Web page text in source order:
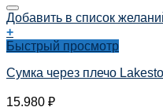
Добавить в список
+
Быстрый просмотр
Сумка через плечо
15.980 ₽